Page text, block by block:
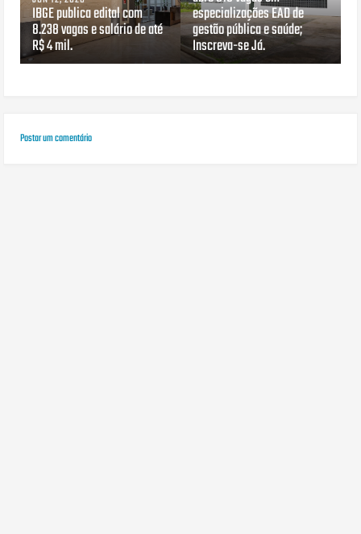
IBGE publica edital com
8.238 vagas e salário de até
R$ 4 mil.
especializações EAD de
gestão pública e saúde;
Inscreva-se Já.
Postar um comentário